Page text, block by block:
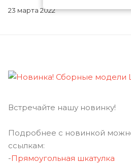
23 марта 2022
Встречайте нашу новинку!
Подробнее с новинкой
ссылкам:
-Прямоугольная шкатулка